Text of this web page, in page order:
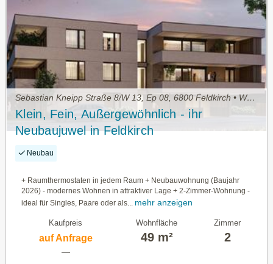
Sebastian Kneipp Straße 8/W 13, Ep 08, 6800 Feldkirch • Wohnung kaufen
Klein, Fein, Außergewöhnlich - ihr
Neubaujuwel in Feldkirch
Neubau
+ Raumthermostaten in jedem Raum + Neubauwohnung (Baujahr
2026) - modernes Wohnen in attraktiver Lage + 2-Zimmer-Wohnung -
ideal für Singles, Paare oder als... mehr anzeigen
Kaufpreis
auf Anfrage
—
Wohnfläche
49 m²
Zimmer
2